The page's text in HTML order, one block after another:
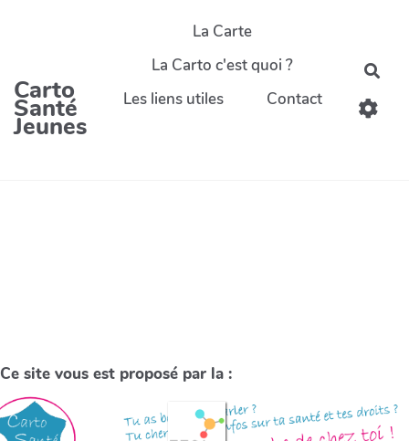
Carto
Santé
Jeunes
La Carte
La Carto c'est quoi ?
Les liens utiles
Contact
Ce site vous est proposé par la :